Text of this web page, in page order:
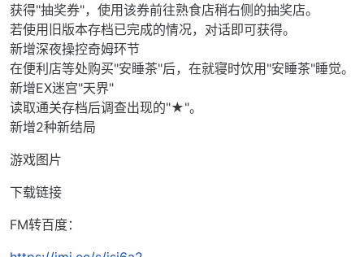
获得"抽奖券"，使用该券前往熟食店稍右侧的抽奖店。
若使用旧版本存档已完成的情况，对话即可获得。
新增深夜操控奇姆环节
在便利店等处购买"安睡茶"后，在就寝时饮用"安睡茶"睡觉。
新增EX迷宫"天界"
读取通关存档后调查出现的"★"。
新增2种新结局
游戏图片
下载链接
FM转百度：